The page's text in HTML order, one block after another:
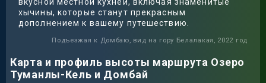
хычины, которые станут прекрасным
дополнением к вашему путешествию.
Подъезжая к Домбаю, вид на гору Белалакая, 2022 год
Карта и профиль высоты маршрута Озеро
Туманлы-Кель и Домбай